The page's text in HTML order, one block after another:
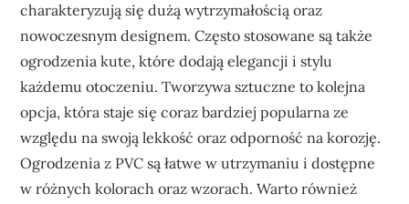
charakteryzują się dużą wytrzymałością oraz
nowoczesnym designem. Często stosowane są także
ogrodzenia kute, które dodają elegancji i stylu
każdemu otoczeniu. Tworzywa sztuczne to kolejna
opcja, która staje się coraz bardziej popularna ze
względu na swoją lekkość oraz odporność na korozję.
Ogrodzenia z PVC są łatwe w utrzymaniu i dostępne
w różnych kolorach oraz wzorach. Warto również